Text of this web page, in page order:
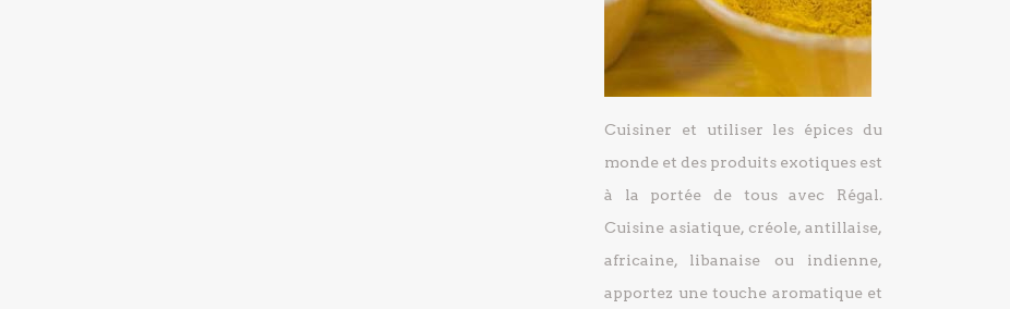
Cuisiner et utiliser les épices du
monde et des produits exotiques est
à la portée de tous avec Régal.
Cuisine asiatique, créole, antillaise,
africaine, libanaise ou indienne,
apportez une touche aromatique et